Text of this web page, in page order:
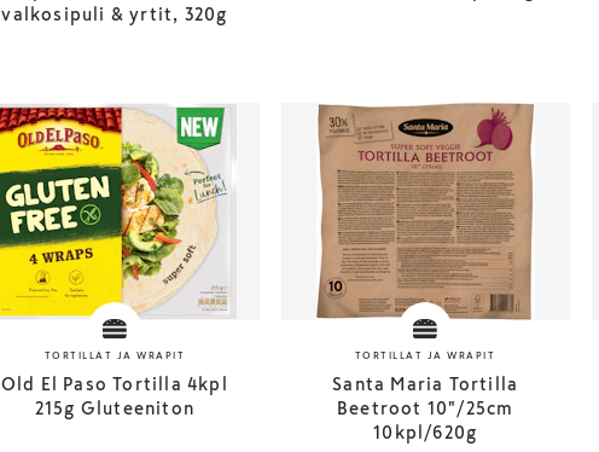
valkosipuli & yrtit, 320g
TORTILLAT JA WRAPIT
Old El Paso Tortilla 4kpl
215g Gluteeniton
TORTILLAT JA WRAPIT
Santa Maria Tortilla
Beetroot 10"/25cm
10kpl/620g